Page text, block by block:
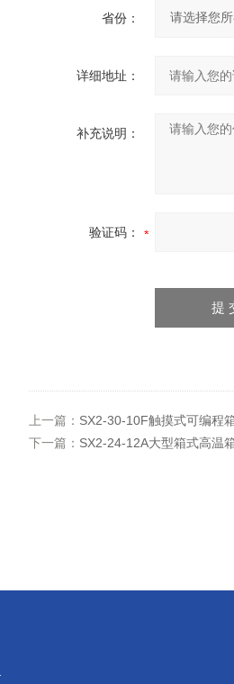
省份：
详细地址：
补充说明：
验证码：
上一篇： SX2-30-10F触摸式可编程
下一篇： SX2-24-12A大型箱式高温